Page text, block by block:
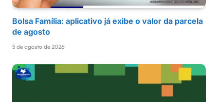
Bolsa Família: aplicativo já exibe o valor da parcela
de agosto
5 de agosto de 2026